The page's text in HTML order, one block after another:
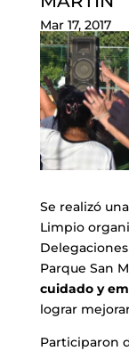
Mar 17, 2017
Se realizó
Limpio
Parque San
cuidado y
lograr
Participaron